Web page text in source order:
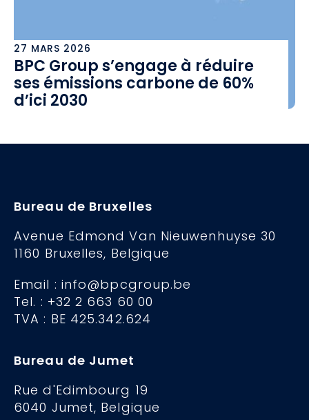
27 MARS 2026
BPC Group s’engage à réduire
ses émissions carbone de 60%
d’ici 2030
Bureau de Bruxelles
Avenue Edmond Van Nieuwenhuyse 30
1160 Bruxelles, Belgique
Email : info@bpcgroup.be
Tel. : +32 2 663 60 00
TVA : BE 425.342.624
Bureau de Jumet
Rue d'Edimbourg 19
6040 Jumet, Belgique